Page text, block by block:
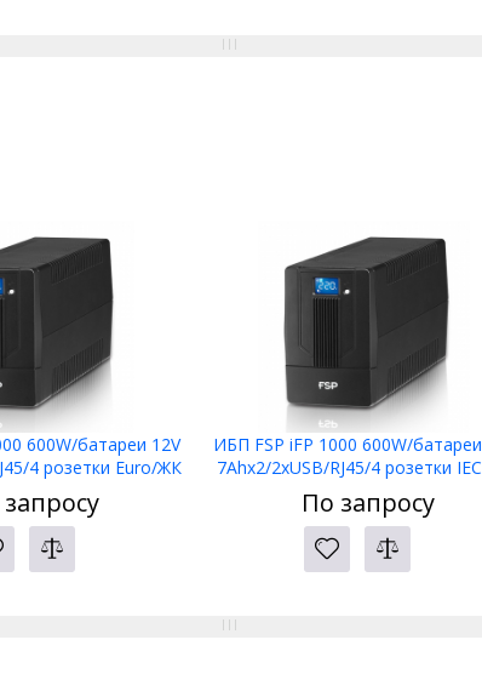
600W/батареи 12V
4 розетки Euro/ЖК
ИБП FSP iFP 1000 600W/
7Ahx2/2xUSB/RJ45/4 розетки
По запросу